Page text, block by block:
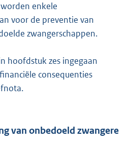
enkele
voor de preventie van
zwangerschappen.
hoofdstuk zes ingegaan
consequenties
van onbedoeld zwangere